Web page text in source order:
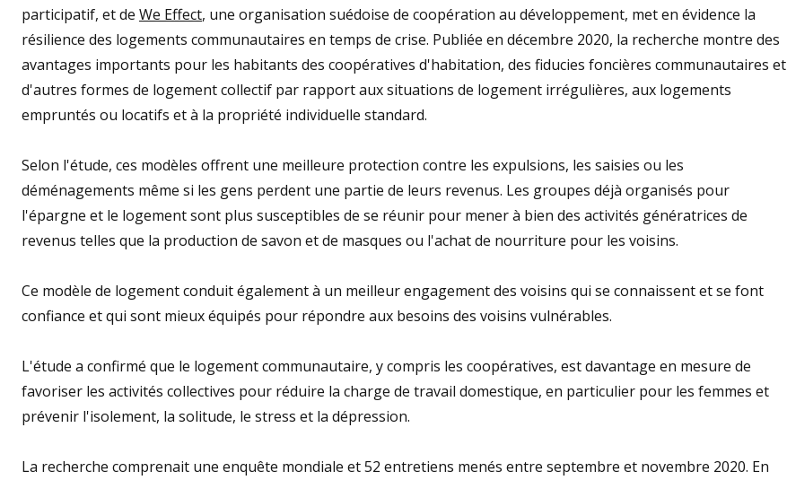
participatif, et de We Effect, une organisation suédoise de coopération au développement, met en évidence la
résilience des logements communautaires en temps de crise. Publiée en décembre 2020, la recherche montre des
avantages importants pour les habitants des coopératives d'habitation, des fiducies foncières communautaires et
d'autres formes de logement collectif par rapport aux situations de logement irrégulières, aux logements
empruntés ou locatifs et à la propriété individuelle standard.
Selon l'étude, ces modèles offrent une meilleure protection contre les expulsions, les saisies ou les
déménagements même si les gens perdent une partie de leurs revenus. Les groupes déjà organisés pour
l'épargne et le logement sont plus susceptibles de se réunir pour mener à bien des activités génératrices de
revenus telles que la production de savon et de masques ou l'achat de nourriture pour les voisins.
Ce modèle de logement conduit également à un meilleur engagement des voisins qui se connaissent et se font
confiance et qui sont mieux équipés pour répondre aux besoins des voisins vulnérables.
L'étude a confirmé que le logement communautaire, y compris les coopératives, est davantage en mesure de
favoriser les activités collectives pour réduire la charge de travail domestique, en particulier pour les femmes et
prévenir l'isolement, la solitude, le stress et la dépression.
La recherche comprenait une enquête mondiale et 52 entretiens menés entre septembre et novembre 2020. En